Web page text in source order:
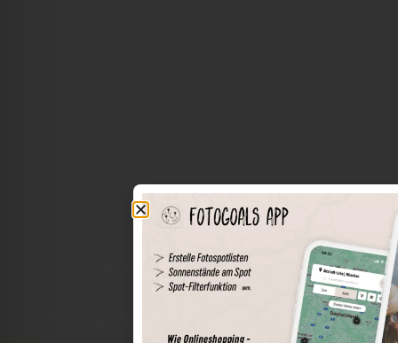
Die Welt der Orte in deiner Tasche
Spots speichern